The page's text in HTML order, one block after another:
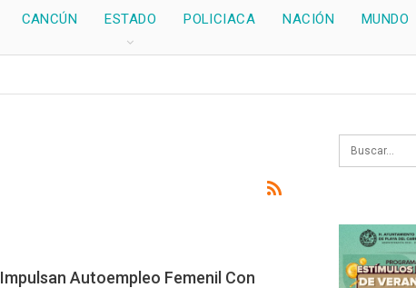
CANCÚN ESTADO POLICIACA NACIÓN MUNDO
Impulsan Autoempleo Femenil Con